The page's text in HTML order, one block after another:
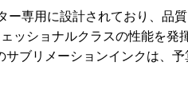
専用に設計されており、品
ショナルクラスの性能を発
ブリメーションインクは、